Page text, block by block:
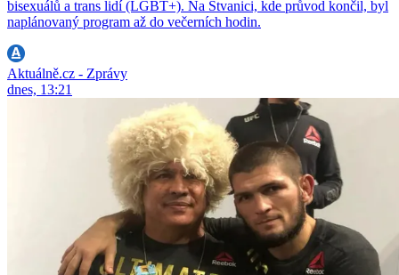
bisexuálů a trans lidí (LGBT+). Na Štvanici, kde průvod končil, byl
naplánovaný program až do večerních hodin.
Aktuálně.cz - Zprávy
dnes, 13:21